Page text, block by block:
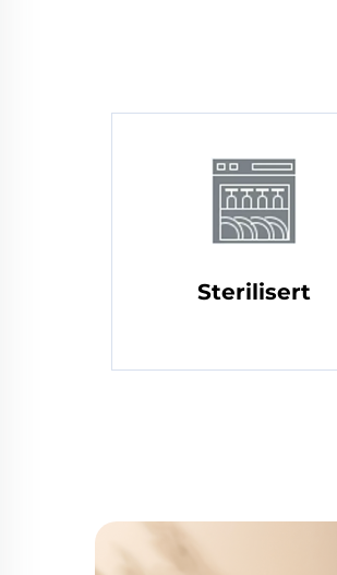
Sterilisert